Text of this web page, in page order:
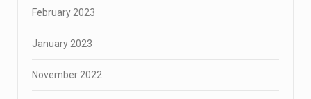
February 2023
January 2023
November 2022